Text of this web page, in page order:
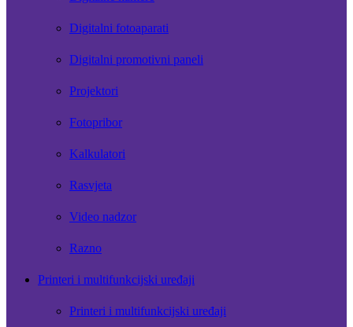
Digitalni fotoaparati
Digitalni promotivni paneli
Projektori
Fotopribor
Kalkulatori
Rasvjeta
Video nadzor
Razno
Printeri i multifunkcijski uređaji
Printeri i multifunkcijski uređaji